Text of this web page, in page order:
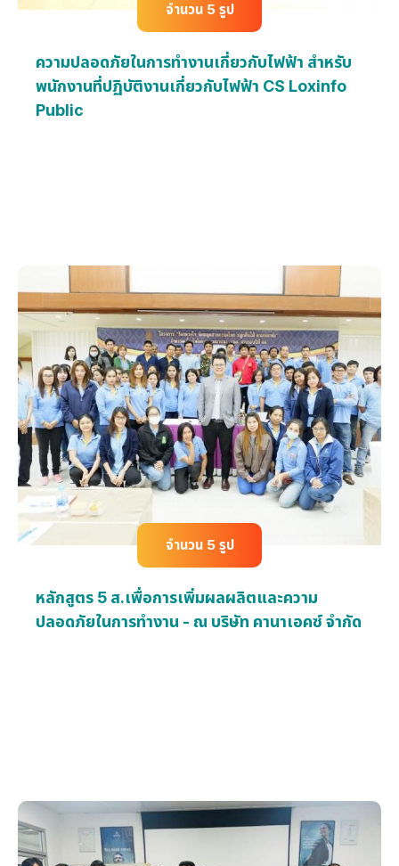
จำนวน 5 รูป
ความปลอดภัยในการทำงานเกี่ยวกับไฟฟ้า สำหรับ
พนักงานที่ปฏิบัติงานเกี่ยวกับไฟฟ้า CS Loxinfo
Public
จำนวน 5 รูป
หลักสูตร 5 ส.เพื่อการเพิ่มผลผลิตและความ
ปลอดภัยในการทำงาน - ณ บริษัท คานาเอคซ์ จำกัด